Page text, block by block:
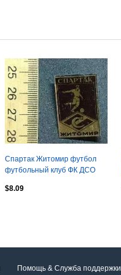
Спартак Житомир футбол
футбольный клуб ФК ДСО
$8.09
Помощь & Служба поддержки